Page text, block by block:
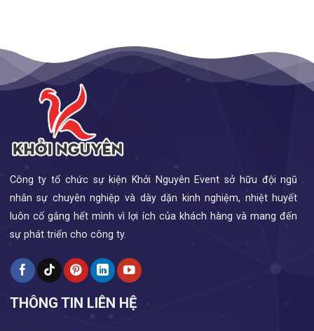
Công ty tổ chức sự kiện Khởi Nguyên Event sở hữu đội ngũ
nhân sự chuyên nghiệp và dày dặn kinh nghiệm, nhiệt huyết
luôn cố gắng hết mình vì lợi ích của khách hàng và mang đến
sự phát triển cho công ty.
THÔNG TIN LIÊN HỆ